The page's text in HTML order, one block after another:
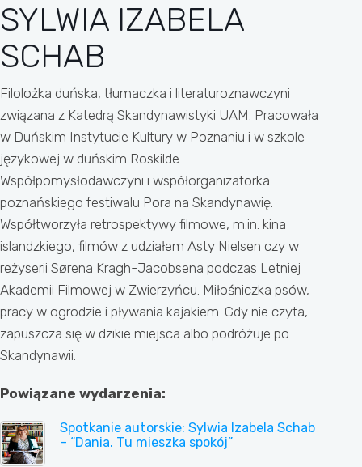
SYLWIA IZABELA
SCHAB
Filolożka duńska, tłumaczka i literaturoznawczyni
związana z Katedrą Skandynawistyki UAM. Pracowała
w Duńskim Instytucie Kultury w Poznaniu i w szkole
językowej w duńskim Roskilde.
Współpomysłodawczyni i współorganizatorka
poznańskiego festiwalu Pora na Skandynawię.
Współtworzyła retrospektywy filmowe, m.in. kina
islandzkiego, filmów z udziałem Asty Nielsen czy w
reżyserii Sørena Kragh-Jacobsena podczas Letniej
Akademii Filmowej w Zwierzyńcu. Miłośniczka psów,
pracy w ogrodzie i pływania kajakiem. Gdy nie czyta,
zapuszcza się w dzikie miejsca albo podróżuje po
Skandynawii.
Powiązane wydarzenia:
Spotkanie autorskie: Sylwia Izabela Schab
– “Dania. Tu mieszka spokój”